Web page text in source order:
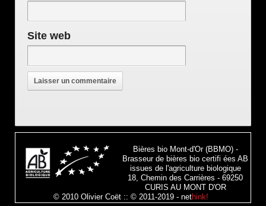
Site web
Bières bio Mont-d'Or (BBMO) -
Brasseur de bières bio certifi ées AB
issues de l'agriculture biologique
18, Chemin des Carrières - 69250
CURIS AU MONT D'OR
© 2010 Olivier Coët :: © 2011-2019 - nethink!